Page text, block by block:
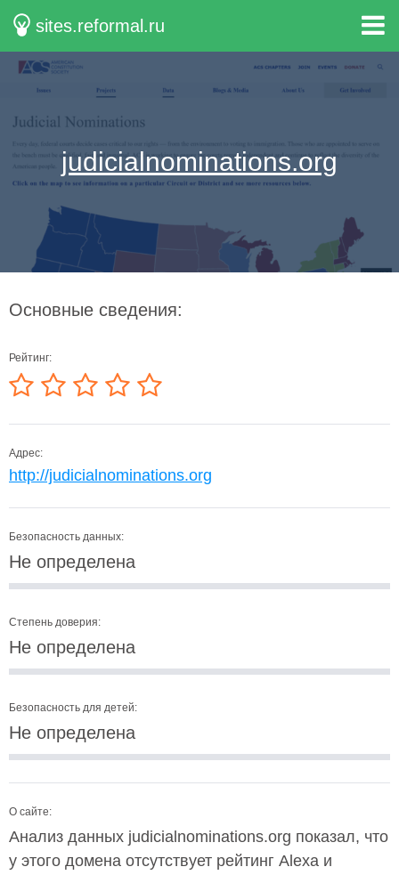
sites.reformal.ru
judicialnominations.org
Основные сведения:
Рейтинг:
Адрес:
http://judicialnominations.org
Безопасность данных:
Не определена
Степень доверия:
Не определена
Безопасность для детей:
Не определена
О сайте:
Анализ данных judicialnominations.org показал, что
у этого домена отсутствует рейтинг Alexa и